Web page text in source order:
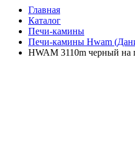
Главная
Каталог
Печи-камины
Печи-камины Hwam
HWAM 3110m черный на